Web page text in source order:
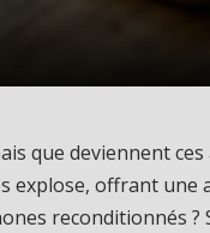
que deviennent
explose, offrant une
reconditionnés ?